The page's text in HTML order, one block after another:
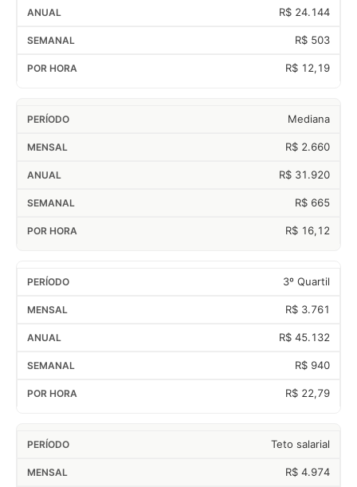
R$ 24.144
R$ 503
R$ 12,19
Mediana
R$ 2.660
R$ 31.920
R$ 665
R$ 16,12
3º Quartil
R$ 3.761
R$ 45.132
R$ 940
R$ 22,79
Teto salarial
R$ 4.974